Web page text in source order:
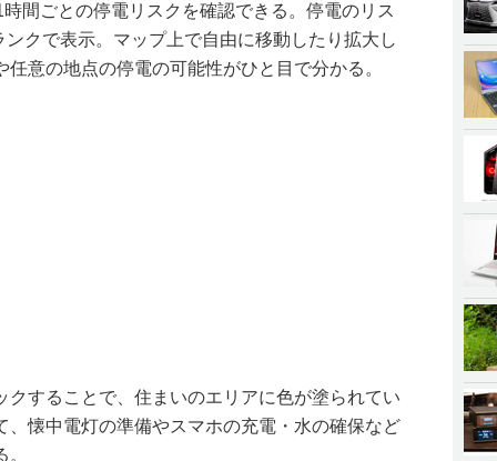
間ごとの停電リスクを確認できる。停電のリス
クで表示。マップ上で自由に移動したり拡大し
意の地点の停電の可能性がひと目で分かる。
クすることで、住まいのエリアに色が塗られてい
、懐中電灯の準備やスマホの充電・水の確保など